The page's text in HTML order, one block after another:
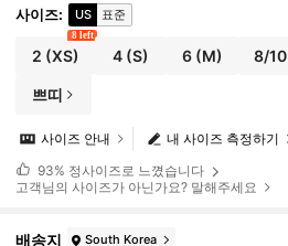
사이즈: US 표준
2 (XS)
8 left
4(S) 6(M) 8/10
쁘띠
내 사이즈 측정하기
사이즈 안내
93% 정사이즈로 느꼈습니다
고객님의 사이즈가 아닌가요? 말해주세요
배송지 South Korea